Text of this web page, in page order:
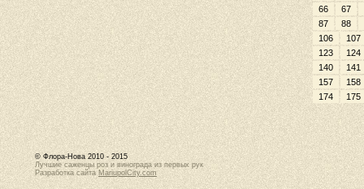
66
67
87
88
106
107
123
124
140
141
157
158
174
175
© Флора-Нова 2010 - 2015
Лучшие саженцы роз и винограда из первых рук
Разработка сайта MariupolCity.com